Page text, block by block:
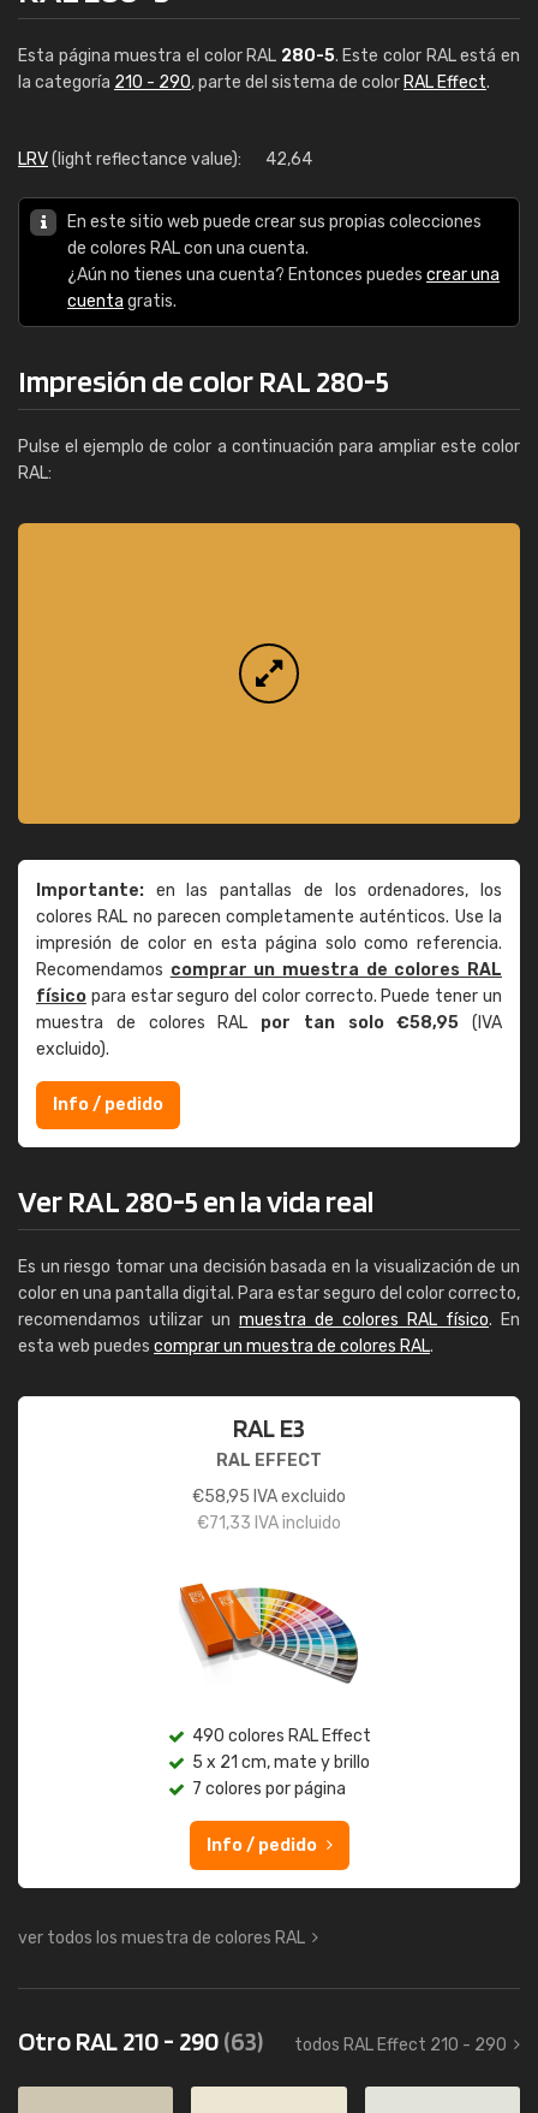
Esta página muestra el color RAL 280-5. Este color RAL está en
la categoría 210 - 290, parte del sistema de color RAL Effect.
LRV(light reflectance value): 42,64
En este sitio web puede crear sus propias colecciones
de colores RAL con una cuenta.
¿Aún no tienes una cuenta? Entonces puedes crear una
cuenta gratis.
Impresión de color RAL 280-5
Pulse el ejemplo de color a continuación para ampliar este color
RAL:
Importante: en las pantallas de los ordenadores, los
colores RAL no parecen completamente auténticos. Use la
impresión de color en esta página solo como referencia.
Recomendamos comprar un muestra de colores RAL
físico para estar seguro del color correcto. Puede tener un
muestra de colores RAL por tan solo €58,95 (IVA
excluido).
Info / pedido
Ver RAL 280-5 en la vida real
Es un riesgo tomar una decisión basada en la visualización de un
color en una pantalla digital. Para estar seguro del color correcto,
recomendamos utilizar un muestra de colores RAL físico. En
esta web puedes comprar un muestra de colores RAL.
RAL E3
RAL EFFECT
€58,95 IVA excluido
€71,33 IVA incluido
490 colores RAL Effect
5 x 21 cm, mate y brillo
7 colores por página
Info / pedido
ver todos los muestra de colores RAL
Otro RAL 210 - 290(63) todos RAL Effect 210 - 290